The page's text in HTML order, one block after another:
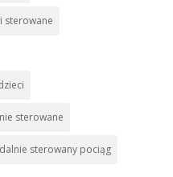
sterowane
sterowane
sterowany pociąg